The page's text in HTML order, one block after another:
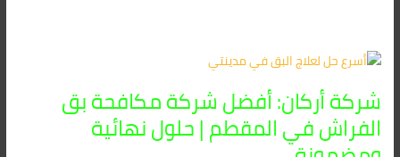
شركة أركان: أفضل شركة مكافحة بق
الفراش في المقطم | حلول نهائية
شركة
أفضل
شركة
مكافحة